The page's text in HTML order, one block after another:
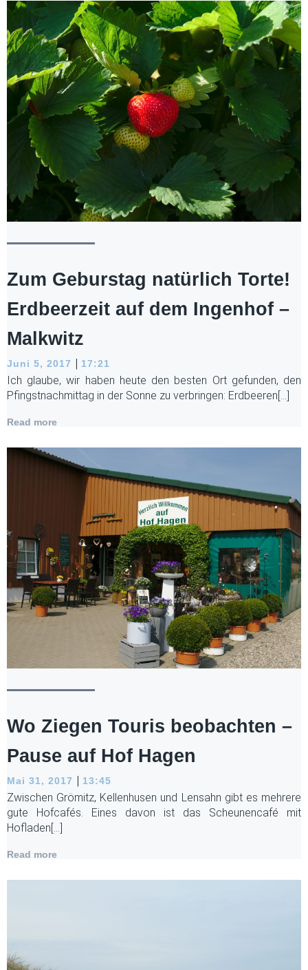
Zum Geburstag natürlich Torte!
Erdbeerzeit auf dem Ingenhof –
Malkwitz
Juni 5, 2017 | 17:21
Ich glaube, wir haben heute den besten Ort gefunden, den
Pfingstnachmittag in der Sonne zu verbringen: Erdbeeren[…]
Read more
Wo Ziegen Touris beobachten –
Pause auf Hof Hagen
Mai 31, 2017 | 13:45
Zwischen Grömitz, Kellenhusen und Lensahn gibt es mehrere
gute Hofcafés. Eines davon ist das Scheunencafé mit
Hofladen[…]
Read more